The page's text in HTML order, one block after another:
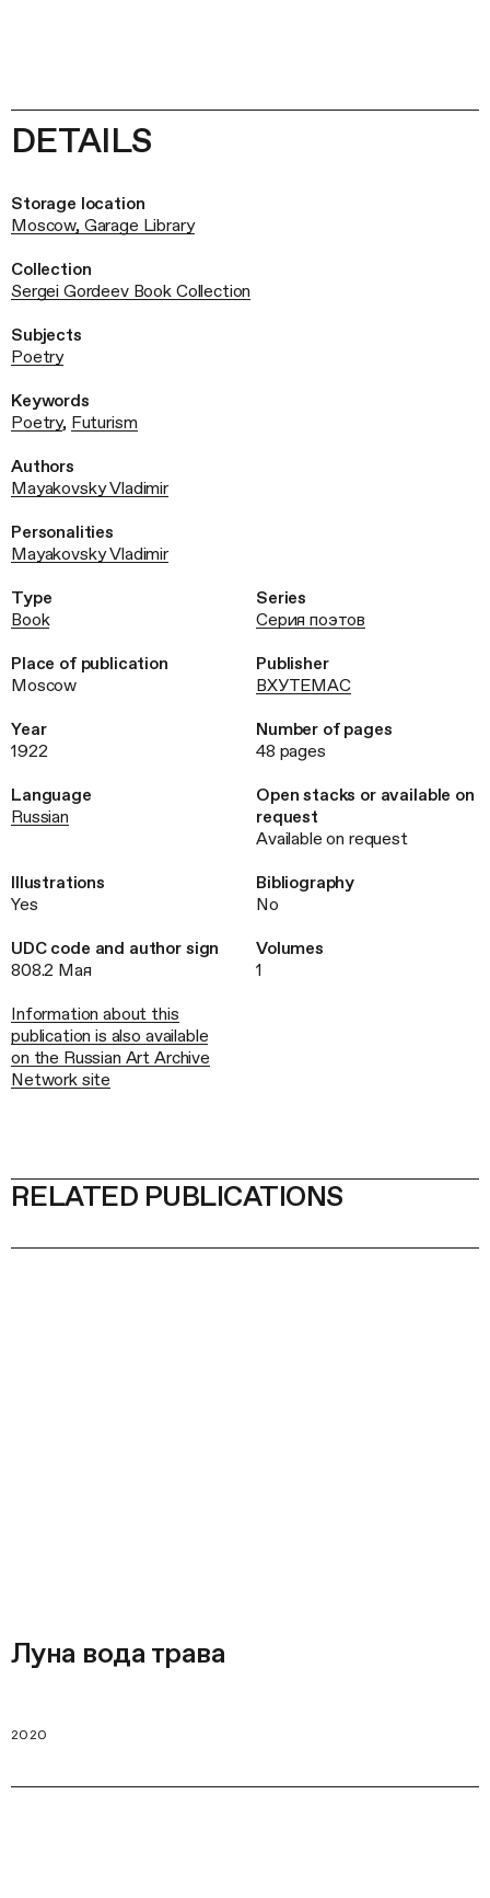
DETAILS
Storage location
Moscow, Garage Library
Collection
Sergei Gordeev Book Collection
Subjects
Poetry
Keywords
Poetry, Futurism
Authors
Mayakovsky Vladimir
Personalities
Mayakovsky Vladimir
Type
Book
Series
Серия поэтов
Place of publication
Moscow
Publisher
ВХУТЕМАС
Year
1922
Number of pages
48 pages
Language
Russian
Open stacks or available on
request
Available on request
Illustrations
Yes
Bibliography
No
UDC code and author sign
808.2 Мая
Volumes
1
Information about this
publication is also available
on the Russian Art Archive
Network site
RELATED PUBLICATIONS
Луна вода трава
2020